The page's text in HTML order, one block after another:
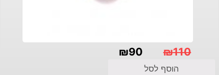
₪110
₪90
הוסף לסל